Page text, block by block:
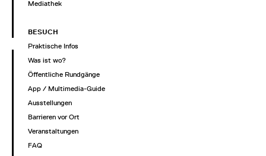
Mediathek
BESUCH
Praktische Infos
Was ist wo?
Öffentliche Rundgänge
App / Multimedia-Guide
Ausstellungen
Barrieren vor Ort
Veranstaltungen
FAQ